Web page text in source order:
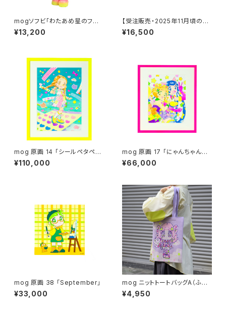
mogソフビ「わたあめ星のフワ
ちゃん」
¥13,200
【受注販売・2025年11月頃のお
届け・他の商品と同梱発送不
可】mog 複製原画 「CHARAC
¥16,500
mog 原画 14 「シールペタペ
タ」額装込み
¥110,000
mog 原画 17 「にゃんちゃんぷ
んちゃん」額装込み
¥66,000
mog 原画 38 「September」
¥33,000
mog ニットトートバッグA（ふわ
ちゃん）
¥4,950